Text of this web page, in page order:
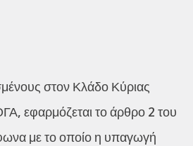
στον Κλάδο Κύριας
εφαρμόζεται το άρθρο 2 του
με το οποίο η υπαγωγή